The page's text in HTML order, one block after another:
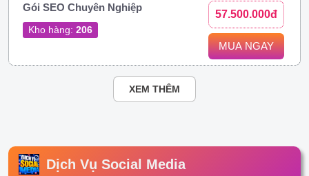
Gói SEO Chuyên Nghiệp
Kho hàng: 206
57.500.000đ
MUA NGAY
XEM THÊM
Dịch Vụ Social Media